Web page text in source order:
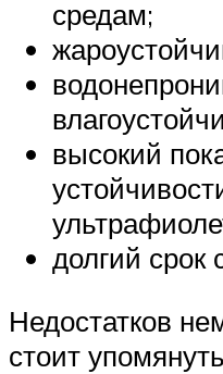
средам;
высокий
долгий срок
Недостатков
стоит